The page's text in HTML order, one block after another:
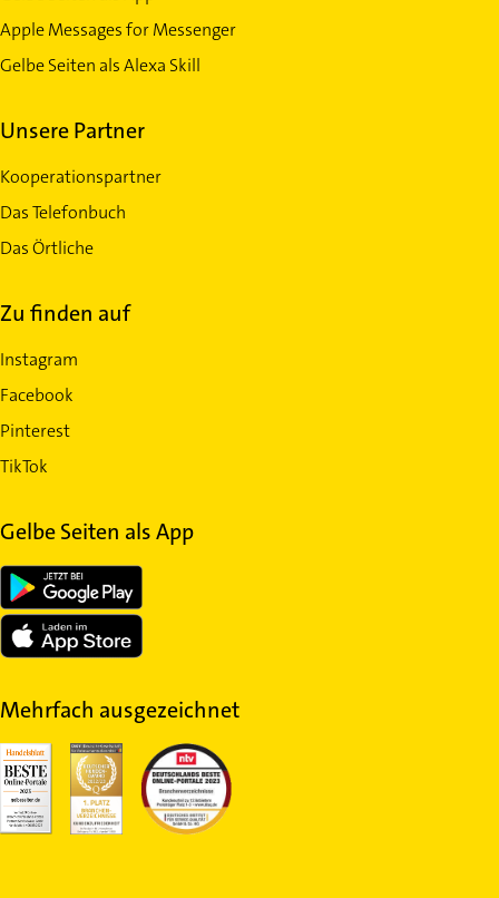
Apple Messages for Messenger
Gelbe Seiten als Alexa Skill
Unsere Partner
Kooperationspartner
Das Telefonbuch
Das Örtliche
Zu finden auf
Instagram
Facebook
Pinterest
TikTok
Gelbe Seiten als App
Mehrfach ausgezeichnet